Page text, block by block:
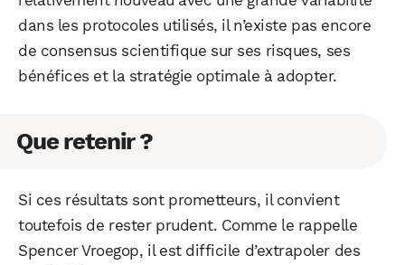
dans les protocoles utilisés, il n’existe pas encore
de consensus scientifique sur ses risques, ses
bénéfices et la stratégie optimale à adopter.
Que retenir ?
Si ces résultats sont prometteurs, il convient
toutefois de rester prudent. Comme le rappelle
Spencer Vroegop, il est difficile d’extrapoler des